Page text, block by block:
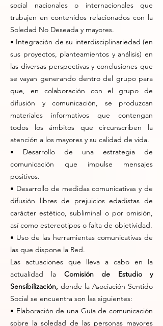
social nacionales o internacionales que
trabajen en contenidos relacionados con la
Soledad No Deseada y mayores.
• Integración de su interdisciplinariedad (en
sus proyectos, planteamientos y análisis) en
las diversas perspectivas y conclusiones que
se vayan generando dentro del grupo para
que, en colaboración con el grupo de
difusión y comunicación, se produzcan
materiales informativos que contengan
todos los ámbitos que circunscriben la
atención a los mayores y su calidad de vida.
• Desarrollo de una estrategia de
comunicación que impulse mensajes
positivos.
• Desarrollo de medidas comunicativas y de
difusión libres de prejuicios edadistas de
carácter estético, subliminal o por omisión,
así como estereotipos o falta de objetividad.
• Uso de las herramientas comunicativas de
las que dispone la Red.
Las actuaciones que lleva a cabo en la
actualidad la Comisión de Estudio y
Sensibilización, donde la Asociación Sentido
Social se encuentra son las siguientes:
• Elaboración de una Guía de comunicación
sobre la soledad de las personas mayores